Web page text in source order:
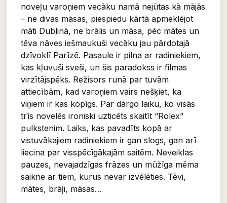
noveļu varoņiem vecāku namā nejūtas kā mājās
– ne divas māsas, piespiedu kārtā apmeklējot
māti Dublinā, ne brālis un māsa, pēc mātes un
tēva nāves iešmaukuši vecāku jau pārdotajā
dzīvoklī Parīzē. Pasaule ir pilna ar radiniekiem,
kas kļuvuši sveši, un šis paradokss ir filmas
virzītājspēks. Režisors runā par tuvām
attiecībām, kad varoņiem vairs nešķiet, ka
viņiem ir kas kopīgs. Par dārgo laiku, ko visās
trīs novelēs ironiski uzticēts skaitīt “Rolex”
pulkstenim. Laiks, kas pavadīts kopā ar
vistuvākajiem radiniekiem ir gan slogs, gan arī
liecina par visspēcīgākajām saitēm. Neveiklas
pauzes, nevajadzīgas frāzes un mūžīga mēma
saikne ar tiem, kurus nevar izvēlēties. Tēvi,
mātes, brāļi, māsas…